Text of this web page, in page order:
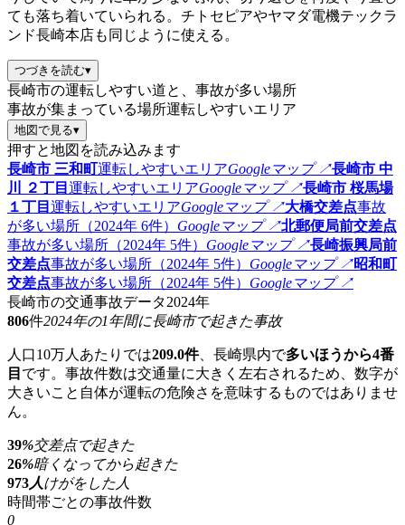
ても落ち着いていられる。チトセピアやヤマダ電機テックラ
ンド長崎本店も同じように使える。
つづきを読む▾
長崎市の運転しやすい道と、事故が多い場所
事故が集まっている場所運転しやすいエリア
地図で見る▾
押すと地図を読み込みます
長崎市 三和町運転しやすいエリアGoogleマップ ↗長崎市 中
川 ２丁目 運転しやすいエリアGoogleマップ ↗長崎市 桜馬場
１丁目 運転しやすいエリアGoogleマップ ↗大橋交差点事故
が多い場所（2024年 6件） Googleマップ ↗北郵便局前交差点
事故が多い場所（2024年 5件） Googleマップ ↗長崎振興局前
交差点事故が多い場所（2024年 5件） Googleマップ ↗昭和町
交差点事故が多い場所（2024年 5件） Googleマップ ↗
長崎市の交通事故データ2024年
806件2024年の1年間に長崎市で起きた事故
人口10万人あたりでは209.0件、長崎県内で多いほうから4番
目 です。事故件数は交通量に大きく左右されるため、数字が
大きいこと自体が運転の危険さを意味するものではありませ
ん。
39%交差点で起きた
26%暗くなってから起きた
973人けがをした人
時間帯ごとの事故件数
0